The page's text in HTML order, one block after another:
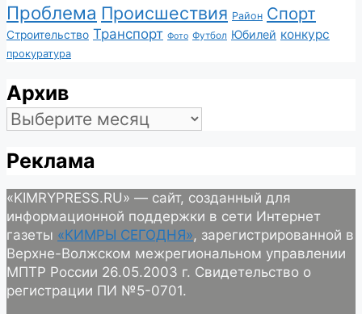
Проблема Происшествия Район Спорт
Строительство Транспорт Фото Футбол Юбилей конкурс
прокуратура
Архив
Архив
Реклама
«KIMRYPRESS.RU» — сайт, созданный для
информационной поддержки в сети Интернет
газеты «КИМРЫ СЕГОДНЯ», зарегистрированной в
Верхне-Волжском межрегиональном управлении
МПТР России 26.05.2003 г. Свидетельство о
регистрации ПИ №5-0701.